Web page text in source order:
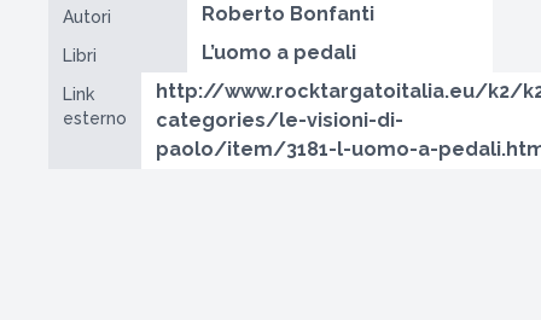
Autori Roberto Bonfanti
Libri L’uomo a pedali
Link
esterno
http://www.rocktargatoitalia.eu/k2/
categories/le-visioni-di-
paolo/item/3181-l-uomo-a-